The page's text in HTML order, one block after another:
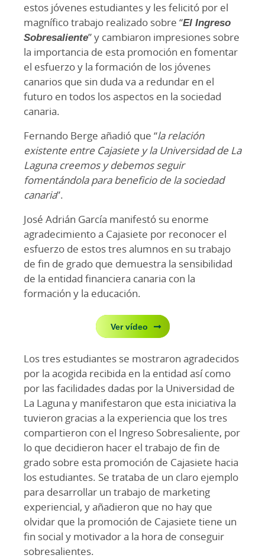
estos jóvenes estudiantes y les felicitó por el
magnífico trabajo realizado sobre “El Ingreso
Sobresaliente” y cambiaron impresiones sobre
la importancia de esta promoción en fomentar
el esfuerzo y la formación de los jóvenes
canarios que sin duda va a redundar en el
futuro en todos los aspectos en la sociedad
canaria.
Fernando Berge añadió que “la relación
existente entre Cajasiete y la Universidad de La
Laguna creemos y debemos seguir
fomentándola para beneficio de la sociedad
canaria”.
José Adrián García manifestó su enorme
agradecimiento a Cajasiete por reconocer el
esfuerzo de estos tres alumnos en su trabajo
de fin de grado que demuestra la sensibilidad
de la entidad financiera canaria con la
formación y la educación.
Ver vídeo
Los tres estudiantes se mostraron agradecidos
por la acogida recibida en la entidad así como
por las facilidades dadas por la Universidad de
La Laguna y manifestaron que esta iniciativa la
tuvieron gracias a la experiencia que los tres
compartieron con el Ingreso Sobresaliente, por
lo que decidieron hacer el trabajo de fin de
grado sobre esta promoción de Cajasiete hacia
los estudiantes. Se trataba de un claro ejemplo
para desarrollar un trabajo de marketing
experiencial, y añadieron que no hay que
olvidar que la promoción de Cajasiete tiene un
fin social y motivador a la hora de conseguir
sobresalientes.